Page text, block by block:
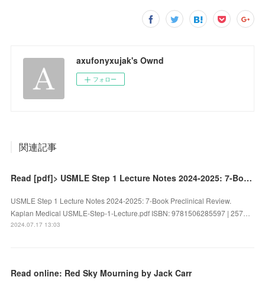
axufonyxujak's Ownd
フォロー
関連記事
Read [pdf]> USMLE Step 1 Lecture Notes 2024-2025: 7-Book Preclinical Review by Kaplan Medical
USMLE Step 1 Lecture Notes 2024-2025: 7-Book Preclinical Review.
Kaplan Medical USMLE-Step-1-Lecture.pdf ISBN: 9781506285597 | 257…
2024.07.17 13:03
Read online: Red Sky Mourning by Jack Carr